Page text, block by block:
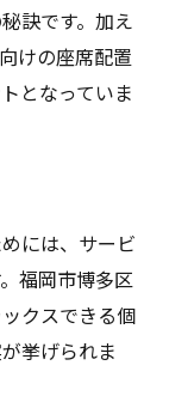
訣です。加え
けの座席配置
となっていま
には、サービ
福岡市博多区
クスできる個
挙げられま